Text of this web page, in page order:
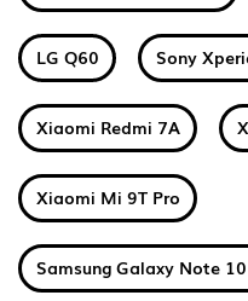
LG Q60 Sony
Xiaomi Redmi 7A
Xiaomi Mi 9T Pro
Samsung Galaxy Note